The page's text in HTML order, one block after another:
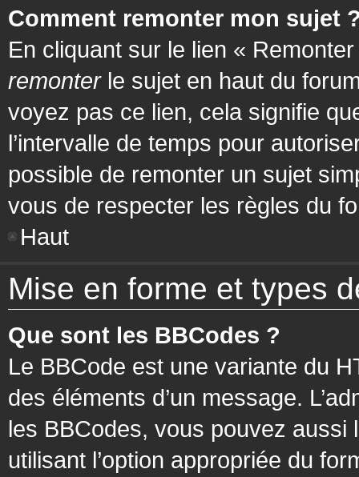
Comment remonter mon sujet
En cliquant sur le lien «
remonterle sujet en haut du
voyez pas ce lien, cela signifie
l’intervalle de temps pour
possible de remonter un sujet
vous de respecter les règles du
Haut
Mise en forme et types
Que sont les BBCodes ?
Le BBCode est une variante du
des éléments d’un message.
les BBCodes, vous pouvez
utilisant l’option appropriée du